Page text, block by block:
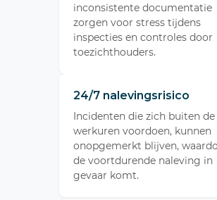
inconsistente documentatie
zorgen voor stress tijdens
inspecties en controles door
toezichthouders.
24/7 nalevingsrisico
Incidenten die zich buiten de
werkuren voordoen, kunnen
onopgemerkt blijven,
de voortdurende naleving in
gevaar komt.